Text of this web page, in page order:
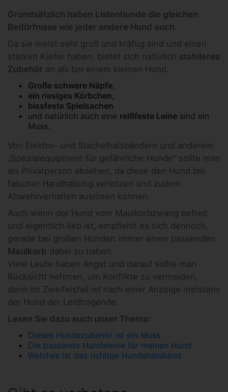
Grundsätzlich haben Listenhunde die gleichen
Bedürfnisse wie jeder andere Hund auch.
Da sie meist sehr groß und kräftig sind und einen
starken Kiefer haben, bietet sich natürlich stabileres
Zubehör an als bei einem kleinen Hund.
Große schwere Näpfe,
ein riesiges Körbchen,
bissfeste Spielsachen
und natürlich auch eine reißfeste Leine sind ein
Muss.
Von Elektro- und Stachelhalsbändern und anderem
„Spezialequipment für gefährliche Hunde“ sollte man
als Privatperson absehen, da diese den Hund bei
falscher Handhabung verletzen und zudem
Abwehrverhalten auslösen können.
Auch wenn der Hund vom Maulkorbzwang befreit
und eigentlich lieb ist, empfiehlt es sich dennoch,
gerade bei großen Hunden immer einen passenden
Maulkorb dabei zu haben.
Viele Leute haben Angst und darauf sollte man
Rücksicht nehmen, um Konflikte zu vermeiden,
denn im Zweifelsfall ist nach einer Anzeige meistens
der Hund der Leidtragende.
Lesen Sie dazu auch unser Thema:
Dieses Hundezubehör ist ein Muss
Die passende Hundeleine für meinen Hund
Welches ist das richtige Hundehalsband